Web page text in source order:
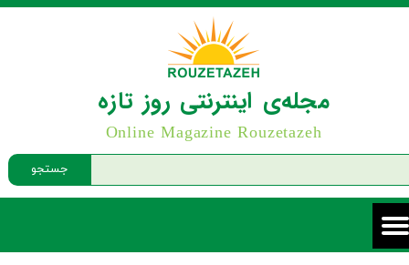
جستجو
مجله‌ی اینترنتی روز تازه
Online Magazine Rouzetazeh